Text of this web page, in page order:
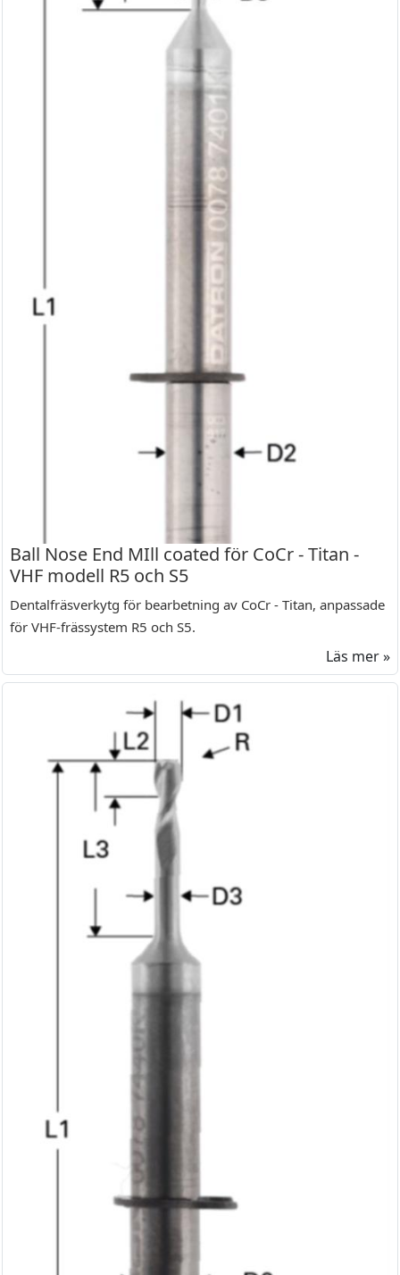
Ball Nose End MIll coated för CoCr - Titan -
VHF modell R5 och S5
Dentalfräsverkytg för bearbetning av CoCr - Titan, anpassade
för VHF-frässystem R5 och S5.
Läs mer »